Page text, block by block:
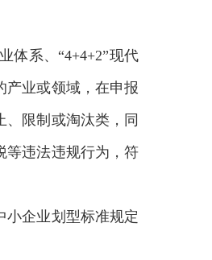
体系、“4+4+2”现代
产业或领域，在申报
限制或淘汰类，同
等违法违规行为，符
小企业划型标准规定